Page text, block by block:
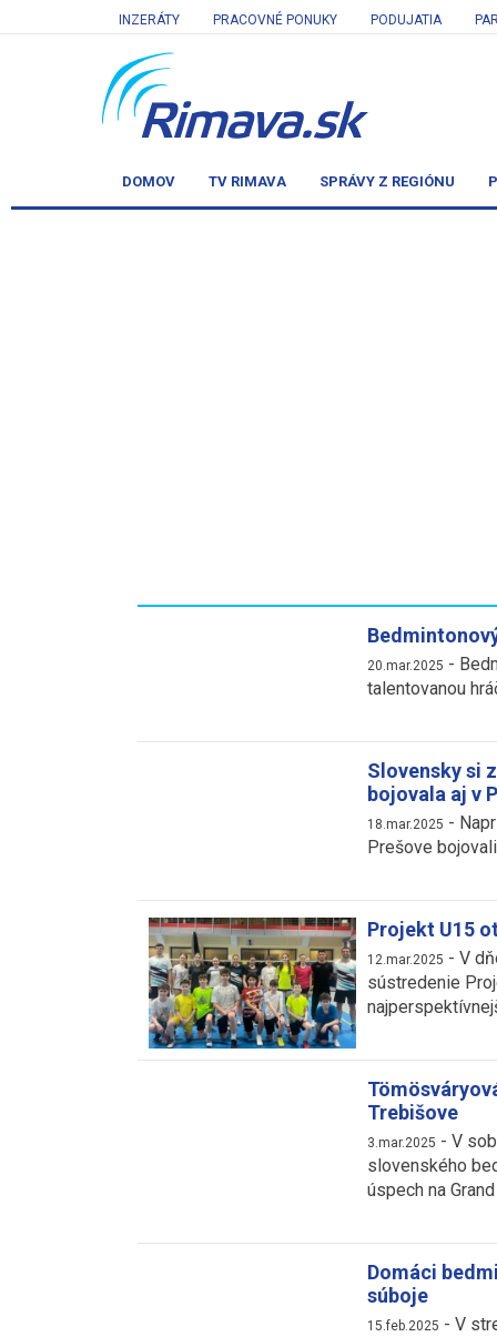
INZERÁTY PRACOVNÉ PONUKY PODUJATIA
DOMOV TV RIMAVA SPRÁVY Z REGIÓNU
20.mar.2025 -
talentovanou
Slovensky si
bojovala aj v
18.mar.2025 -
Prešove
Projekt U15
12.mar.2025 - V
sústredenie
Trebišove
3.mar.2025 - V
slovenského
úspech na
Domáci
súboje
15.feb.2025 - V